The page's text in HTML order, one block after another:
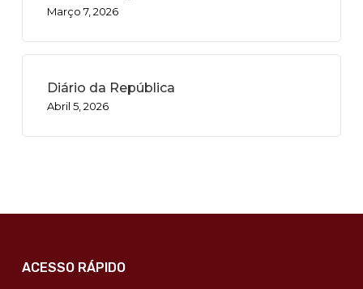
Março 7, 2026
Diário da República
Abril 5, 2026
ACESSO RÁPIDO